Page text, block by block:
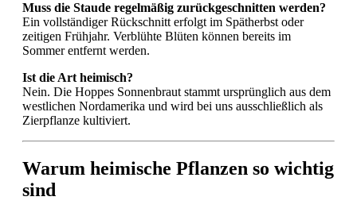
Muss die Staude regelmäßig zurückgeschnitten werden?
Ein vollständiger Rückschnitt erfolgt im Spätherbst oder
zeitigen Frühjahr. Verblühte Blüten können bereits im
Sommer entfernt werden.
Ist die Art heimisch?
Nein. Die Hoppes Sonnenbraut stammt ursprünglich aus dem
westlichen Nordamerika und wird bei uns ausschließlich als
Zierpflanze kultiviert.
Warum heimische Pflanzen so wichtig
sind